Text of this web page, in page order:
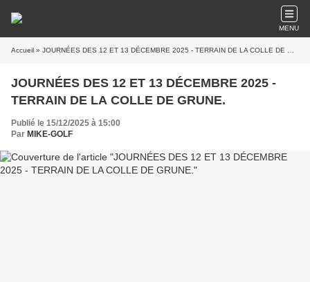
MENU
Accueil » JOURNÉES DES 12 ET 13 DÉCEMBRE 2025 - TERRAIN DE LA COLLE DE GRUNE.
JOURNÉES DES 12 ET 13 DÉCEMBRE 2025 -
TERRAIN DE LA COLLE DE GRUNE.
Publié le 15/12/2025 à 15:00
Par MIKE-GOLF